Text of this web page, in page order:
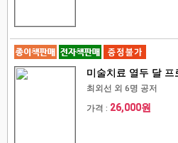
미술치료 열두 달 프
최외선 외 6명 공저
가격 : 26,000원